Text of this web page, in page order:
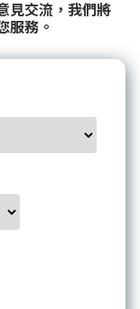
見交流，我們將
服務。